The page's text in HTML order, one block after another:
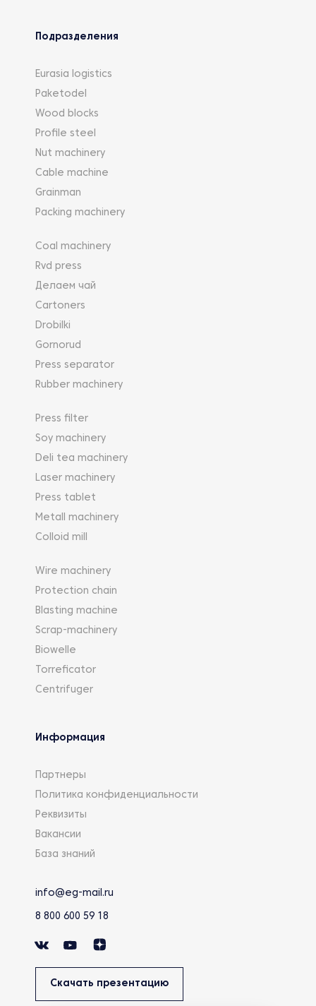
Подразделения
Eurasia logistics
Paketodel
Wood blocks
Profile steel
Nut machinery
Cable machine
Grainman
Packing machinery
Coal machinery
Rvd press
Делаем чай
Cartoners
Drobilki
Gornorud
Press separator
Rubber machinery
Press filter
Soy machinery
Deli tea machinery
Laser machinery
Press tablet
Metall machinery
Colloid mill
Wire machinery
Protection chain
Blasting machine
Scrap-machinery
Biowelle
Torreficator
Centrifuger
Информация
Партнеры
Политика конфиденциальности
Реквизиты
Вакансии
База знаний
info@eg-mail.ru
8 800 600 59 18
Скачать презентацию